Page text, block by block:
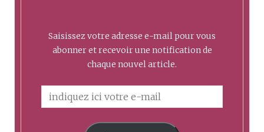
Saisissez votre adresse e-mail pour vous
abonner et recevoir une notification de
chaque nouvel article.